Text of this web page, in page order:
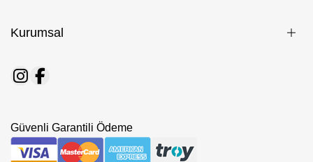
Kurumsal
Güvenli Garantili Ödeme